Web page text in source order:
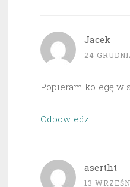
Jacek
24
Popieram kolegę w
Odpowiedz
asertht
13